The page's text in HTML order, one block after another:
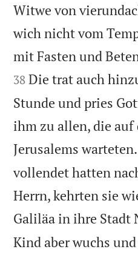
Witwe von
wich nicht vom
mit Fasten und
38 Die trat auch
Stunde und pries
ihm zu allen, die auf
Jerusalems warteten.
vollendet hatten
Herrn, kehrten sie
Galiläa in ihre Stadt
Kind aber wuchs